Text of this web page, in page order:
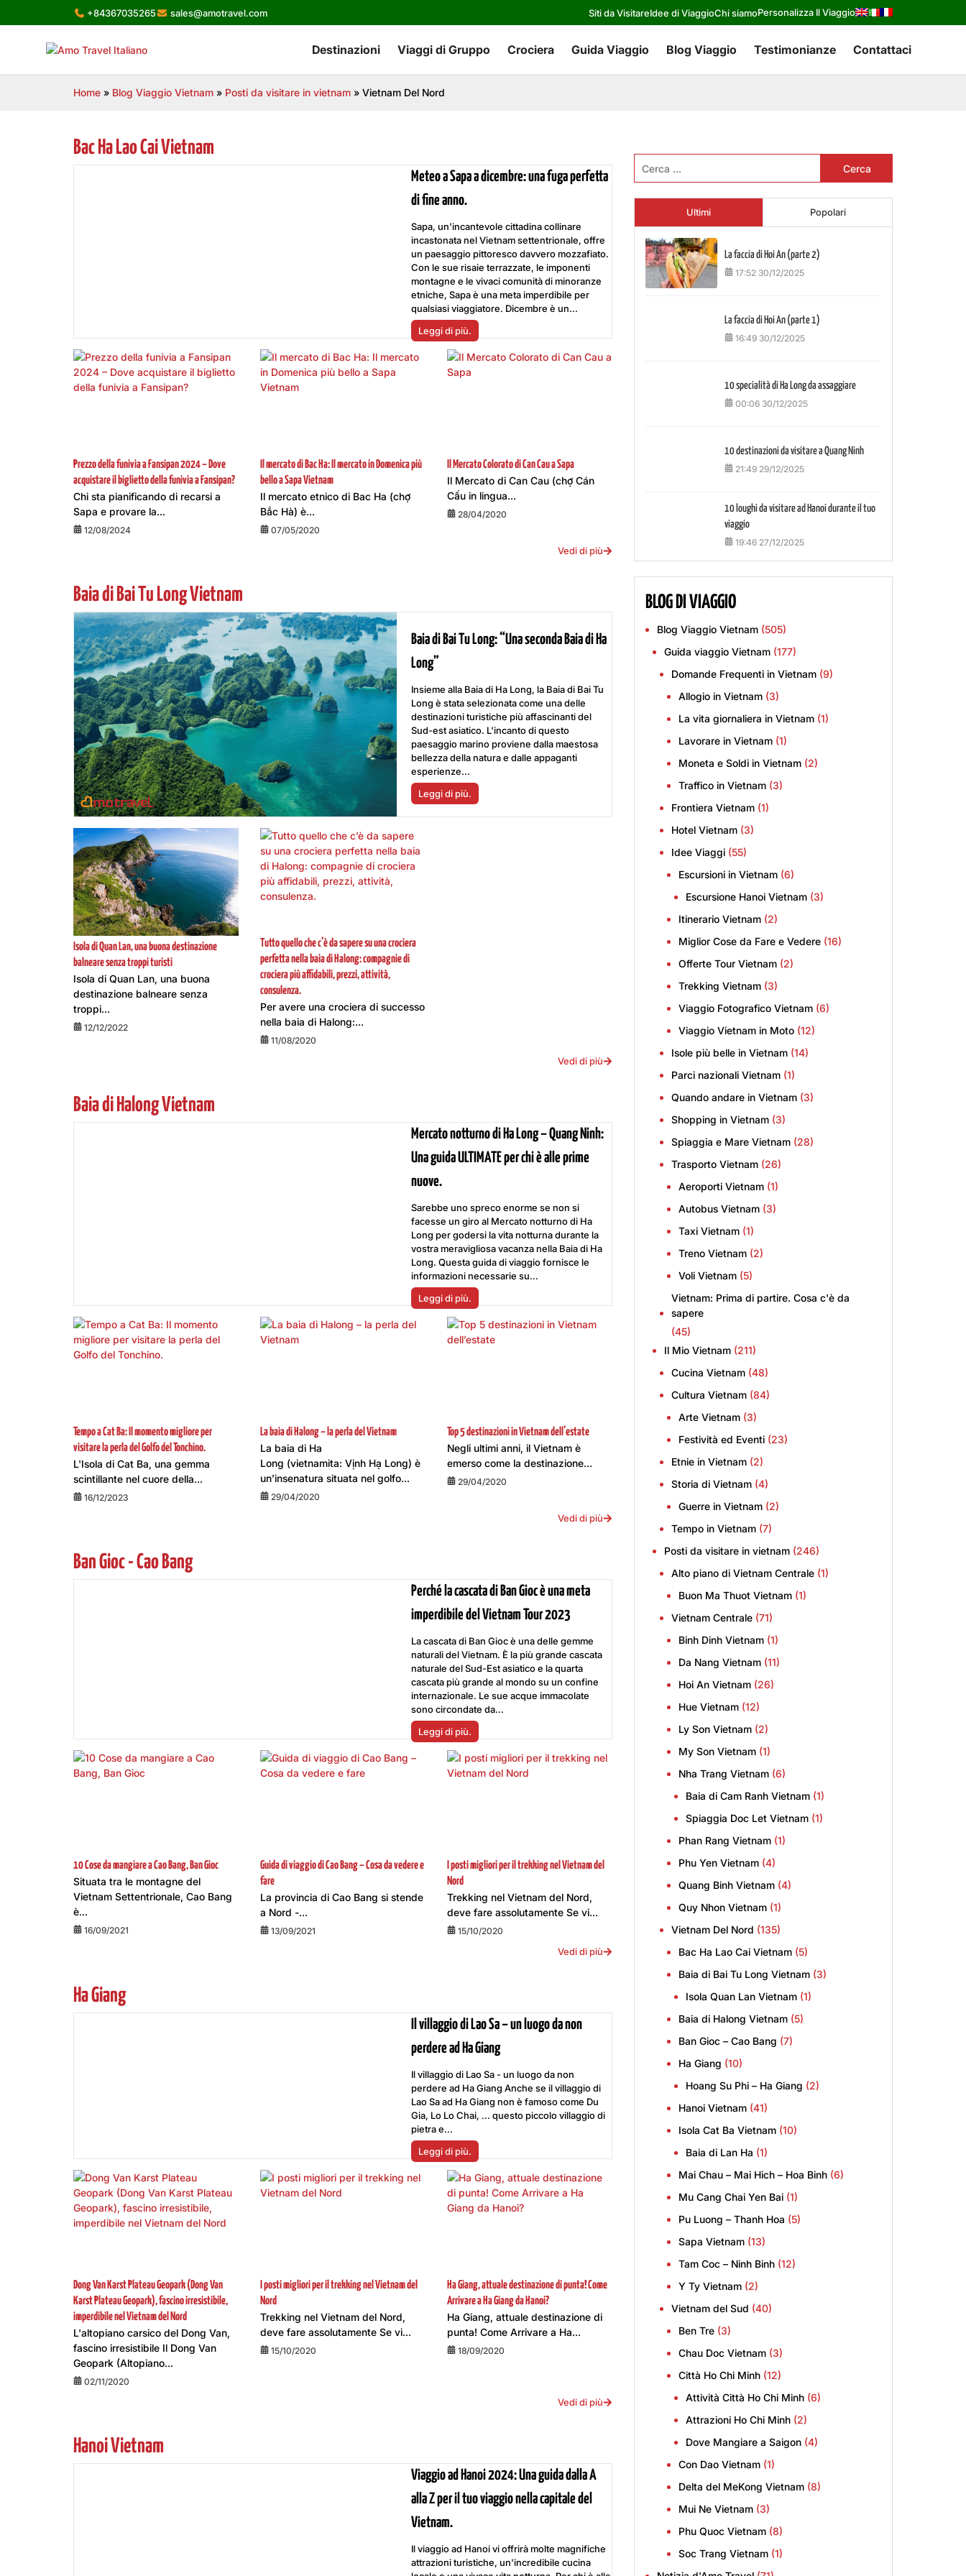
+84367035265 sales@amotravel.com Siti da VisitareIdee di ViaggioChi siamoPersonalizza Il Viaggio
Destinazioni Viaggi di Gruppo Crociera Guida Viaggio Blog Viaggio Testimonianze Contattaci
Home » Blog Viaggio Vietnam » Posti da visitare in vietnam » Vietnam Del Nord
Bac Ha Lao Cai Vietnam
Meteo a Sapa a dicembre: una fuga perfetta
di fine anno.
Sapa, un'incantevole cittadina collinare
incastonata nel Vietnam settentrionale, offre
un paesaggio pittoresco davvero mozzafiato.
Con le sue risaie terrazzate, le imponenti
montagne e le vivaci comunità di minoranze
etniche, Sapa è una meta imperdibile per
qualsiasi viaggiatore. Dicembre è un...
Leggi di più.
Prezzo della funivia a Fansipan 2024 – Dove
acquistare il biglietto della funivia a Fansipan?
Chi sta pianificando di recarsi a
Sapa e provare la...
12/08/2024
Il mercato di Bac Ha: Il mercato in Domenica più
bello a Sapa Vietnam
Il mercato etnico di Bac Ha (chợ
Bắc Hà) è...
07/05/2020
Il Mercato Colorato di Can Cau a Sapa
Il Mercato di Can Cau (chợ Cán
Cấu in lingua...
28/04/2020
Vedi di più
Baia di Bai Tu Long Vietnam
Baia di Bai Tu Long: “Una seconda Baia di Ha
Long”
Insieme alla Baia di Ha Long, la Baia di Bai Tu
Long è stata selezionata come una delle
destinazioni turistiche più affascinanti del
Sud-est asiatico. L'incanto di questo
paesaggio marino proviene dalla maestosa
bellezza della natura e dalle appaganti
esperienze...
Leggi di più.
Isola di Quan Lan, una buona destinazione
balneare senza troppi turisti
Isola di Quan Lan, una buona
destinazione balneare senza
troppi...
12/12/2022
Tutto quello che c’è da sapere su una crociera
perfetta nella baia di Halong: compagnie di
crociera più affidabili, prezzi, attività,
consulenza.
Per avere una crociera di successo
nella baia di Halong:...
11/08/2020
Vedi di più
Baia di Halong Vietnam
Mercato notturno di Ha Long – Quang Ninh:
Una guida ULTIMATE per chi è alle prime
nuove.
Sarebbe uno spreco enorme se non si
facesse un giro al Mercato notturno di Ha
Long per godersi la vita notturna durante la
vostra meravigliosa vacanza nella Baia di Ha
Long. Questa guida di viaggio fornisce le
informazioni necessarie su...
Leggi di più.
Tempo a Cat Ba: Il momento migliore per
visitare la perla del Golfo del Tonchino.
L'Isola di Cat Ba, una gemma
scintillante nel cuore della...
16/12/2023
La baia di Halong – la perla del Vietnam
La baia di Ha
Long (vietnamita: Vịnh Hạ Long) è
un’insenatura situata nel golfo...
29/04/2020
Top 5 destinazioni in Vietnam dell’estate
Negli ultimi anni, il Vietnam è
emerso come la destinazione...
29/04/2020
Vedi di più
Ban Gioc - Cao Bang
Perché la cascata di Ban Gioc è una meta
imperdibile del Vietnam Tour 2023
La cascata di Ban Gioc è una delle gemme
naturali del Vietnam. È la più grande cascata
naturale del Sud-Est asiatico e la quarta
cascata più grande al mondo su un confine
internazionale. Le sue acque immacolate
sono circondate da...
Leggi di più.
10 Cose da mangiare a Cao Bang, Ban Gioc
Situata tra le montagne del
Vietnam Settentrionale, Cao Bang
è...
16/09/2021
Guida di viaggio di Cao Bang – Cosa da vedere e
fare
La provincia di Cao Bang si stende
a Nord -...
13/09/2021
I posti migliori per il trekking nel Vietnam del
Nord
Trekking nel Vietnam del Nord,
deve fare assolutamente Se vi...
15/10/2020
Vedi di più
Ha Giang
Il villaggio di Lao Sa – un luogo da non
perdere ad Ha Giang
Il villaggio di Lao Sa - un luogo da non
perdere ad Ha Giang Anche se il villaggio di
Lao Sa ad Ha Giang non è famoso come Du
Gia, Lo Lo Chai, ... questo piccolo villaggio di
pietra e...
Leggi di più.
Dong Van Karst Plateau Geopark (Dong Van
Karst Plateau Geopark), fascino irresistibile,
imperdibile nel Vietnam del Nord
L'altopiano carsico del Dong Van,
fascino irresistibile Il Dong Van
Geopark (Altopiano...
02/11/2020
I posti migliori per il trekking nel Vietnam del
Nord
Trekking nel Vietnam del Nord,
deve fare assolutamente Se vi...
15/10/2020
Ha Giang, attuale destinazione di punta! Come
Arrivare a Ha Giang da Hanoi?
Ha Giang, attuale destinazione di
punta! Come Arrivare a Ha...
18/09/2020
Vedi di più
Hanoi Vietnam
Viaggio ad Hanoi 2024: Una guida dalla A
alla Z per il tuo viaggio nella capitale del
Vietnam.
Il viaggio ad Hanoi vi offrirà molte magnifiche
attrazioni turistiche, un'incredibile cucina
per:
Ultimi Popolari
La faccia di Hoi An (parte 2)
17:52 30/12/2025
La faccia di Hoi An (parte 1)
16:49 30/12/2025
10 specialità di Ha Long da assaggiare
00:06 30/12/2025
10 destinazioni da visitare a Quang Ninh
21:49 29/12/2025
10 loughi da visitare ad Hanoi durante il tuo
viaggio
19:46 27/12/2025
BLOG DI VIAGGIO
Blog Viaggio Vietnam (505)
Guida viaggio Vietnam (177)
Domande Frequenti in Vietnam (9)
Allogio in Vietnam (3)
La vita giornaliera in Vietnam (1)
Lavorare in Vietnam (1)
Moneta e Soldi in Vietnam (2)
Traffico in Vietnam (3)
Frontiera Vietnam (1)
Hotel Vietnam (3)
Idee Viaggi (55)
Escursioni in Vietnam (6)
Escursione Hanoi Vietnam (3)
Itinerario Vietnam (2)
Miglior Cose da Fare e Vedere (16)
Offerte Tour Vietnam (2)
Trekking Vietnam (3)
Viaggio Fotografico Vietnam (6)
Viaggio Vietnam in Moto (12)
Isole più belle in Vietnam (14)
Parci nazionali Vietnam (1)
Quando andare in Vietnam (3)
Shopping in Vietnam (3)
Spiaggia e Mare Vietnam (28)
Trasporto Vietnam (26)
Aeroporti Vietnam (1)
Autobus Vietnam (3)
Taxi Vietnam (1)
Treno Vietnam (2)
Voli Vietnam (5)
Vietnam: Prima di partire. Cosa c'è da
sapere
(45)
Il Mio Vietnam (211)
Cucina Vietnam (48)
Cultura Vietnam (84)
Arte Vietnam (3)
Festività ed Eventi (23)
Etnie in Vietnam (2)
Storia di Vietnam (4)
Guerre in Vietnam (2)
Tempo in Vietnam (7)
Posti da visitare in vietnam (246)
Alto piano di Vietnam Centrale (1)
Buon Ma Thuot Vietnam (1)
Vietnam Centrale (71)
Binh Dinh Vietnam (1)
Da Nang Vietnam (11)
Hoi An Vietnam (26)
Hue Vietnam (12)
Ly Son Vietnam (2)
My Son Vietnam (1)
Nha Trang Vietnam (6)
Baia di Cam Ranh Vietnam (1)
Spiaggia Doc Let Vietnam (1)
Phan Rang Vietnam (1)
Phu Yen Vietnam (4)
Quang Binh Vietnam (4)
Quy Nhon Vietnam (1)
Vietnam Del Nord (135)
Bac Ha Lao Cai Vietnam (5)
Baia di Bai Tu Long Vietnam (3)
Isola Quan Lan Vietnam (1)
Baia di Halong Vietnam (5)
Ban Gioc – Cao Bang (7)
Ha Giang (10)
Hoang Su Phi – Ha Giang (2)
Hanoi Vietnam (41)
Isola Cat Ba Vietnam (10)
Baia di Lan Ha (1)
Mai Chau – Mai Hich – Hoa Binh (6)
Mu Cang Chai Yen Bai (1)
Pu Luong – Thanh Hoa (5)
Sapa Vietnam (13)
Tam Coc – Ninh Binh (12)
Y Ty Vietnam (2)
Vietnam del Sud (40)
Ben Tre (3)
Chau Doc Vietnam (3)
Città Ho Chi Minh (12)
Attività Città Ho Chi Minh (6)
Attrazioni Ho Chi Minh (2)
Dove Mangiare a Saigon (4)
Con Dao Vietnam (1)
Delta del MeKong Vietnam (8)
Mui Ne Vietnam (3)
Phu Quoc Vietnam (8)
Soc Trang Vietnam (1)